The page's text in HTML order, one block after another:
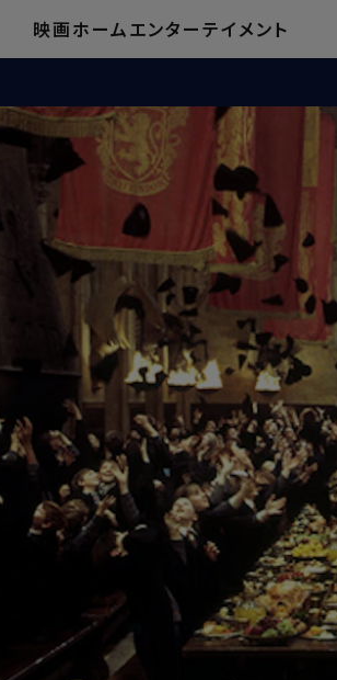
映画ホームエンターテイメント
な資質